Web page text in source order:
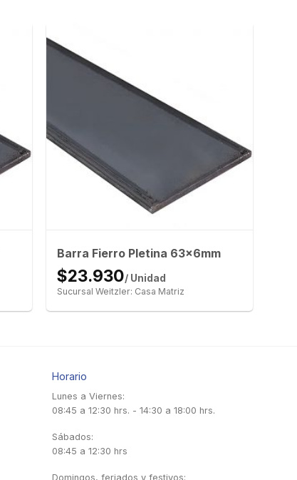
Barra Fierro Pletina 63x6mm
$23.930/ Unidad
Sucursal Weitzler: Casa Matriz
Horario
Lunes a Viernes:
08:45 a 12:30 hrs. - 14:30 a 18:00 hrs.
Sábados:
08:45 a 12:30 hrs
Domingos, feriados y festivos: